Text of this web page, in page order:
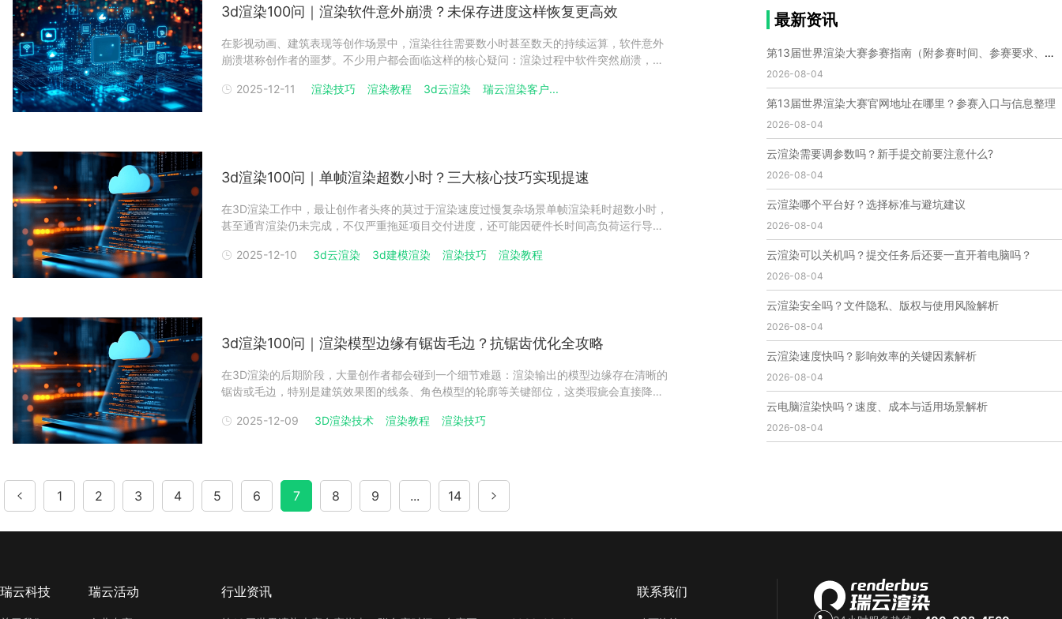
3d渲染100问｜渲染软件意外崩溃？未保存进度这样恢复更高效
在影视动画、建筑表现等创作场景中，渲染往往需要数小时甚至数天的持续运算，软件意外
崩溃堪称创作者的噩梦。不少用户都会面临这样的核心疑问：渲染过程中软件突然崩溃，未
渲染为您分享高效解决方案。1、进度能否恢复，关键看这个功能渲染进度的恢复并非绝对，
2025-12-11 渲染技巧 渲染教程 3d云渲染 瑞云渲染客户...
3d渲染100问｜单帧渲染超数小时？三大核心技巧实现提速
在3D渲染工作中，最让创作者头疼的莫过于渲染速度过慢复杂场景单帧渲染耗时超数小时，
甚至通宵渲染仍未完成，不仅严重拖延项目交付进度，还可能因硬件长时间高负荷运行导致
高效提速方法论。本文将拆解三个核心提速技巧，同时揭秘专业云渲染平台如何实现提速+画
2025-12-10 3d云渲染 3d建模渲染 渲染技巧 渲染教程
3d渲染100问｜渲染模型边缘有锯齿毛边？抗锯齿优化全攻略
在3D渲染的后期阶段，大量创作者都会碰到一个细节难题：渲染输出的模型边缘存在清晰的
锯齿或毛边，特别是建筑效果图的线条、角色模型的轮廓等关键部位，这类瑕疵会直接降低
千万级渲染任务的实践中，总结出一套抗锯齿优化的核心技法。本文将为大家拆解三个高效
2025-12-09 3D渲染技术 渲染教程 渲染技巧
1 2 3 4 5 6 7 8 9 ... 14
云渲染农场
C4D渲染农场
渲染农场收费
云渲染农场价格
瑞云渲染农场价格
动画渲染农场
第十一届世界渲染大赛
世界渲染大赛时间
世界渲染大赛官网
国际渲染大赛
国际渲染大赛排名
世界渲染大赛软件
瑞云官网
瑞云科技 端云
瑞云渲染官网
网络渲染软件
云渲染服务
云渲染怎么收费
云渲染怎么用
云渲染技术
云渲染原理 云渲染插件
云渲染软件
云渲染引擎
云渲染主机
云渲染软件厂家
免费云渲染
云渲染网站
云渲染收费 云渲染厂家
云渲染厂商
瑞云渲染大赛
3d渲染大赛
CG动画渲染大赛
瑞云渲染大赛报名页
瑞云渲染大赛奖项
瑞云渲染大赛历届大赛回顾
云渲染电脑
云渲染配置 云主机渲染
视频云渲染
实时渲染云
最新资讯
第13届世界渲染大赛参赛指南（附参赛时间、参赛要求、赛事奖励等）
2026-08-04
第13届世界渲染大赛官网地址在哪里？参赛入口与信息整理
2026-08-04
云渲染需要调参数吗？新手提交前要注意什么?
2026-08-04
云渲染哪个平台好？选择标准与避坑建议
2026-08-04
云渲染可以关机吗？提交任务后还要一直开着电脑吗？
2026-08-04
云渲染安全吗？文件隐私、版权与使用风险解析
2026-08-04
云渲染速度快吗？影响效率的关键因素解析
2026-08-04
云电脑渲染快吗？速度、成本与适用场景解析
2026-08-04
瑞云科技 瑞云活动 行业资讯 联系我们